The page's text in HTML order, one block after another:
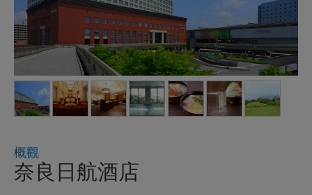
概觀
奈良日航酒店